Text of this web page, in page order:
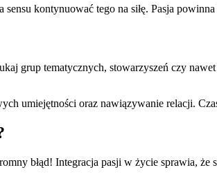
kontynuować tego na siłę. Pasja
grup tematycznych, stowarzyszeń czy
umiejętności oraz nawiązywanie relacji.
błąd! Integracja pasji w życie sprawia,